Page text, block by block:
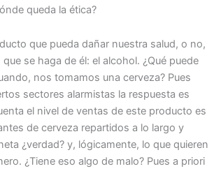
queda la ética?
que pueda dañar nuestra salud, o no,
se haga de él: el alcohol. ¿Qué puede
nos tomamos una cerveza? Pues
sectores alarmistas la respuesta es
el nivel de ventas de este producto es
de cerveza repartidos a lo largo y
¿verdad? y, lógicamente, lo que quieren
¿Tiene eso algo de malo? Pues a priori